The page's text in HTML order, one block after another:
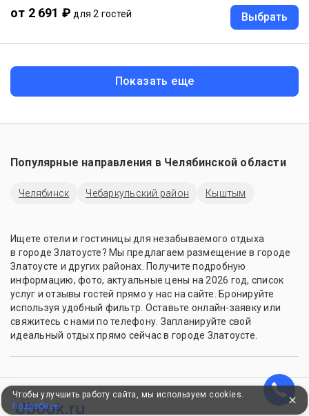
от 2 691 ₽ для 2 гостей Выбрать
Показать еще
Популярные направления в Челябинской области
Челябинск Чебаркульский район Кыштым
Ищете отели и гостиницы для незабываемого отдыха
в городе Златоусте? Мы предлагаем размещение в городе
Златоусте и других районах. Получите подробную
информацию, фото, актуальные цены на 2026 год, список
услуг и отзывы гостей прямо у нас на сайте. Бронируйте
используя удобный фильтр. Оставьте онлайн-заявку или
свяжитесь с нами по телефону. Запланируйте свой
идеальный отдых прямо сейчас в городе Златоусте.
Чтобы улучшить работу сайта, мы используем cookies.
Подробнее